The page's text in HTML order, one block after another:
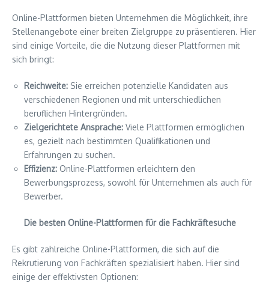
Online-Plattformen bieten Unternehmen die Möglichkeit, ihre
Stellenangebote einer breiten Zielgruppe zu präsentieren. Hier
sind einige Vorteile, die die Nutzung dieser Plattformen mit
sich bringt:
Reichweite: Sie erreichen potenzielle Kandidaten aus
verschiedenen Regionen und mit unterschiedlichen
beruflichen Hintergründen.
Zielgerichtete Ansprache: Viele Plattformen ermöglichen
es, gezielt nach bestimmten Qualifikationen und
Erfahrungen zu suchen.
Effizienz: Online-Plattformen erleichtern den
Bewerbungsprozess, sowohl für Unternehmen als auch für
Bewerber.
Die besten Online-Plattformen für die Fachkräftesuche
Es gibt zahlreiche Online-Plattformen, die sich auf die
Rekrutierung von Fachkräften spezialisiert haben. Hier sind
einige der effektivsten Optionen: